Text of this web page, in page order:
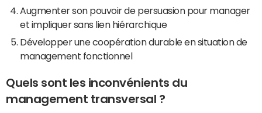
Augmenter son pouvoir de persuasion pour manager
et impliquer sans lien hiérarchique
Développer une coopération durable en situation de
management fonctionnel
Quels sont les inconvénients du
management transversal ?